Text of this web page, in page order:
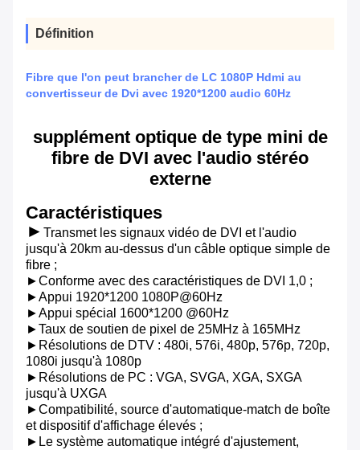
Définition
Fibre que l'on peut brancher de LC 1080P Hdmi au
convertisseur de Dvi avec 1920*1200 audio 60Hz
supplément optique de type mini de
fibre de DVI avec l'audio stéréo
externe
Caractéristiques
► Transmet les signaux vidéo de DVI et l'audio
jusqu'à 20km au-dessus d'un câble optique simple de
fibre ;
►Conforme avec des caractéristiques de DVI 1,0 ;
►Appui 1920*1200 1080P@60Hz
►Appui spécial 1600*1200 @60Hz
►Taux de soutien de pixel de 25MHz à 165MHz
►Résolutions de DTV : 480i, 576i, 480p, 576p, 720p,
1080i jusqu'à 1080p
►Résolutions de PC : VGA, SVGA, XGA, SXGA
jusqu'à UXGA
►Compatibilité, source d'automatique-match de boîte
et dispositif d'affichage élevés ;
►Le système automatique intégré d'ajustement,